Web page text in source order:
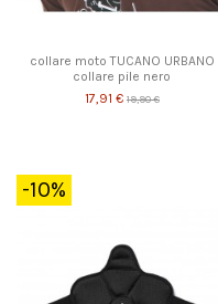
collare moto TUCANO URBANO
collare pile nero
17,91 € 19,90 €
-10%